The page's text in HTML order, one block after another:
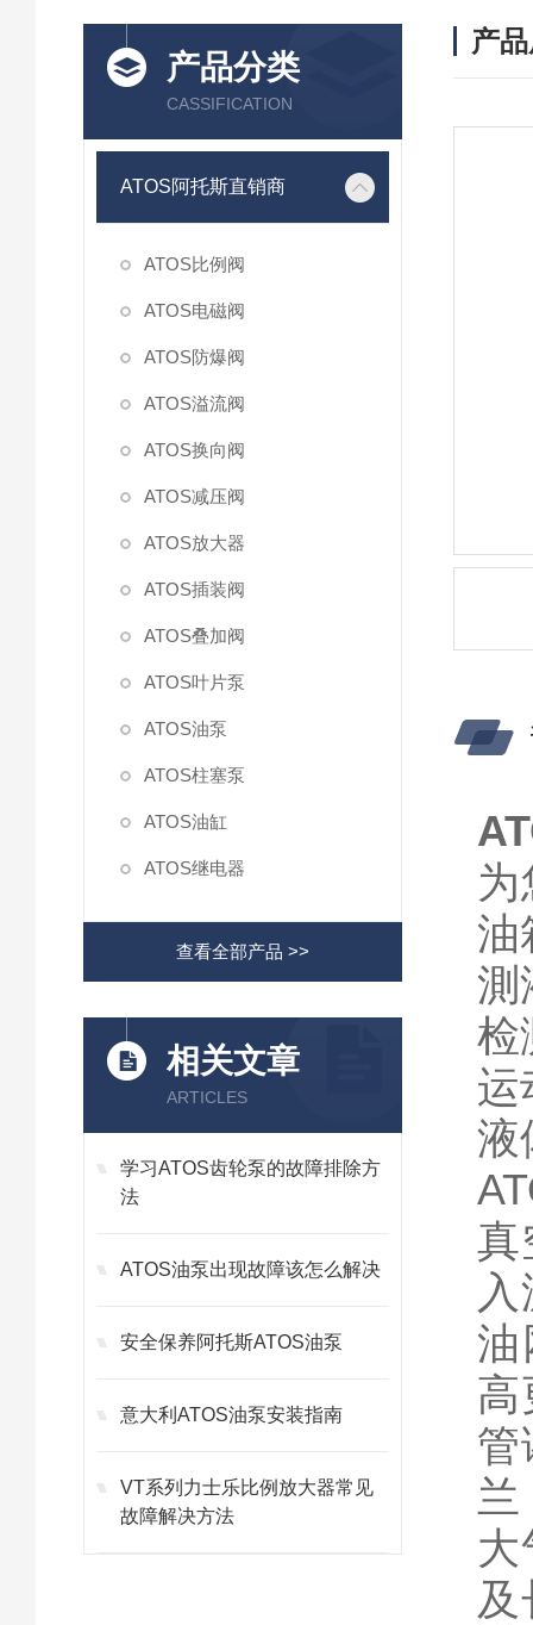
产品分类
CASSIFICATION
ATOS阿托斯直销商
ATOS比例阀
ATOS电磁阀
ATOS防爆阀
ATOS溢流阀
ATOS换向阀
ATOS减压阀
ATOS放大器
ATOS插装阀
ATOS叠加阀
ATOS叶片泵
ATOS油泵
ATOS柱塞泵
ATOS油缸
ATOS继电器
查看全部产品 >>
相关文章
ARTICLES
学习ATOS齿轮泵的故障排除方
法
ATOS油泵出现故障该怎么解决
安全保养阿托斯ATOS油泵
意大利ATOS油泵安装指南
VT系列力士乐比例放大器常见
故障解决方法
产
油
測
检
运
液
真
油
高
管
大